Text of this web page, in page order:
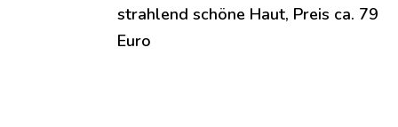
strahlend schöne Haut, Preis ca. 79
Euro